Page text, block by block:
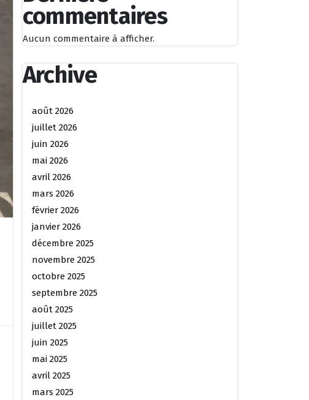
commentaires
Aucun commentaire à afficher.
Archive
août 2026
juillet 2026
juin 2026
mai 2026
avril 2026
mars 2026
février 2026
janvier 2026
décembre 2025
novembre 2025
octobre 2025
septembre 2025
août 2025
juillet 2025
juin 2025
mai 2025
avril 2025
mars 2025